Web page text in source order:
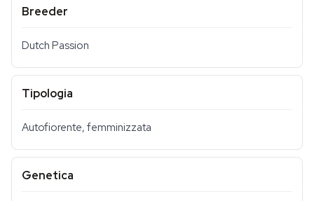
Breeder
Dutch Passion
Tipologia
Autofiorente, femminizzata
Genetica